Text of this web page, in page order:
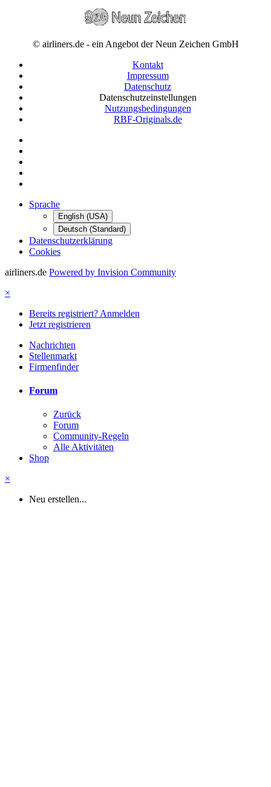
© airliners.de - ein Angebot der Neun Zeichen GmbH
Kontakt
Impressum
Datenschutz
Datenschutzeinstellungen
Nutzungsbedingungen
RBF-Originals.de
Sprache
English (USA)
Deutsch (Standard)
Datenschutzerklärung
Cookies
airliners.de Powered by Invision Community
×
Bereits registriert? Anmelden
Jetzt registrieren
Nachrichten
Stellenmarkt
Firmenfinder
Forum
Zurück
Forum
Community-Regeln
Alle Aktivitäten
Shop
×
Neu erstellen...